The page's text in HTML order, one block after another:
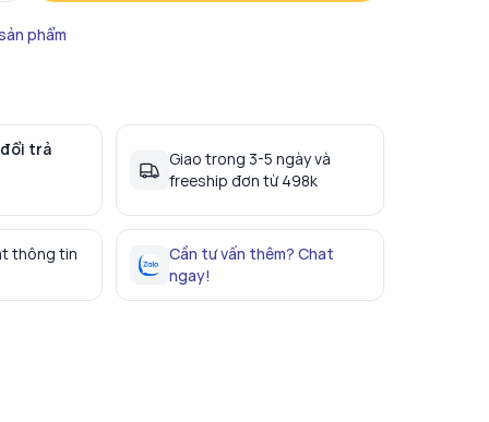
phẩm
trả
Giao trong 3-5 ngày và
freeship đơn từ 498k
thông tin
Cần tư vấn thêm? Chat
ngay!